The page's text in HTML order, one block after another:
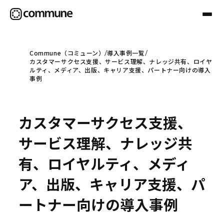
Communeについて
事例
お役立ち情報
Commune（コミューン）
導入事例一覧
カスタマーサクセス支援、サービス理解、ナレッジ共有、ロイヤ
ルティ、メディア、出版、キャリア支援、パートナー向けの導入
事例
カスタマーサクセス支援、
サービス理解、ナレッジ共
有、ロイヤルティ、メディ
ア、出版、キャリア支援、パ
ートナー向けの導入事例